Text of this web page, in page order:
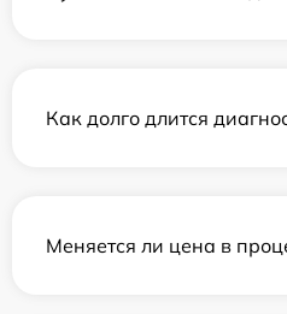
Как долго длится
Меняется ли цена в